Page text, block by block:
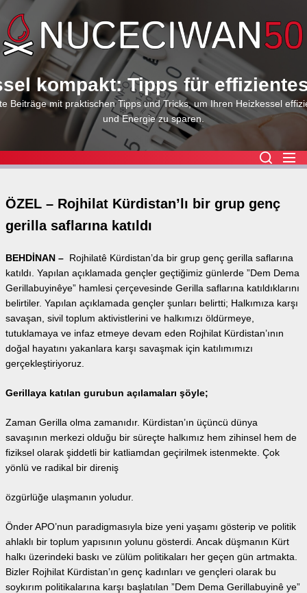
to
the
content
kompakt: Tipps für
Beiträge mit praktischen Tipps und Tricks, um Ihren Heizkessel
und Energie zu sparen.
ÖZEL – Rojhilat Kürdistan’lı bir grup genç
gerilla saflarına katıldı
BEHDİNAN – Rojhilatê Kürdistan’da bir grup genç gerilla saflarına
katıldı. Yapılan açıklamada gençler geçtiğimiz günlerde ”Dem Dema
Gerillabuyinêye” hamlesi çerçevesinde Gerilla saflarına katıldıklarını
belirtiler. Yapılan açıklamada gençler şunları belirtti; Halkımıza karşı
savaşan, sivil toplum aktivistlerini ve halkımızı öldürmeye,
tutuklamaya ve infaz etmeye devam eden Rojhilat Kürdistan’ının
doğal hayatını yakanlara karşı savaşmak için katılımımızı
gerçekleştiriyoruz.
Gerillaya katılan gurubun açılamaları şöyle;
Zaman Gerilla olma zamanıdır. Kürdistan’ın üçüncü dünya
savaşının merkezi olduğu bir süreçte halkımız hem zihinsel hem de
fiziksel olarak şiddetli bir katliamdan geçirilmek istenmekte. Çok
yönlü ve radikal bir direniş
özgürlüğe ulaşmanın yoludur.
Önder APO’nun paradigmasıyla bize yeni yaşamı gösterip ve politik
ahlaklı bir toplum yapısının yolunu gösterdi. Ancak düşmanın Kürt
halkı üzerindeki baskı ve zülüm politikaları her geçen gün artmakta.
Bizler Rojhilat Kürdistan’ın genç kadınları ve gençleri olarak bu
soykırım politikalarına karşı başlatılan ”Dem Dema Gerillabuyinê ye”